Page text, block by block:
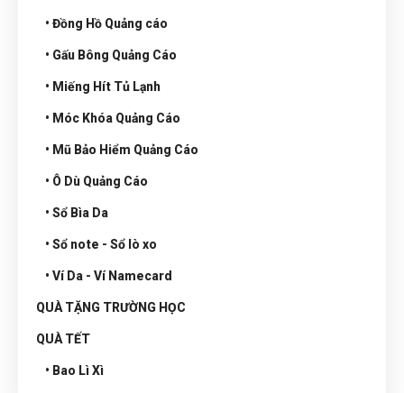
• Đồng Hồ Quảng cáo
• Gấu Bông Quảng Cáo
• Miếng Hít Tủ Lạnh
• Móc Khóa Quảng Cáo
• Mũ Bảo Hiểm Quảng Cáo
• Ô Dù Quảng Cáo
• Sổ Bìa Da
• Sổ note - Sổ lò xo
• Ví Da - Ví Namecard
QUÀ TẶNG TRƯỜNG HỌC
QUÀ TẾT
• Bao Lì Xì